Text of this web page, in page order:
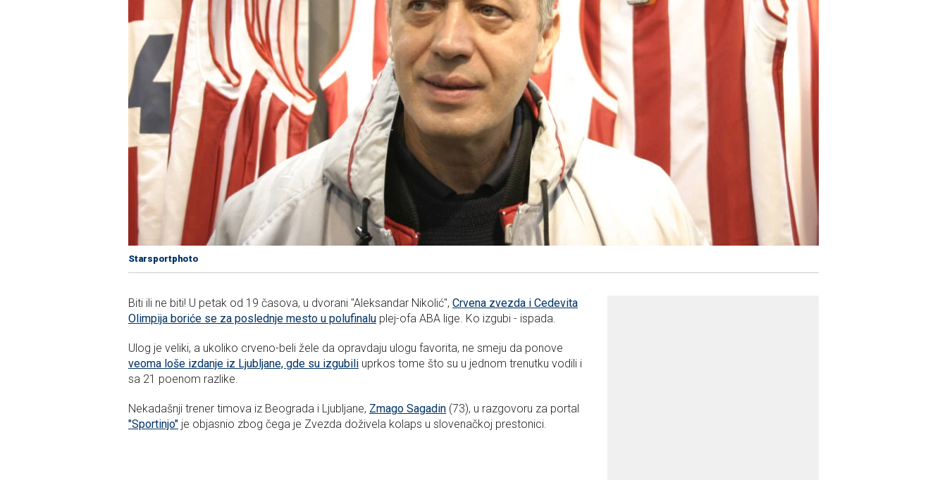
Starsportphoto
Biti ili ne biti! U petak od 19 časova, u dvorani "Aleksandar Nikolić", Crvena zvezda i Cedevita
Olimpija boriće se za poslednje mesto u polufinalu plej-ofa ABA lige. Ko izgubi - ispada.
Ulog je veliki, a ukoliko crveno-beli žele da opravdaju ulogu favorita, ne smeju da ponove
veoma loše izdanje iz Ljubljane, gde su izgubili uprkos tome što su u jednom trenutku vodili i
sa 21 poenom razlike.
Nekadašnji trener timova iz Beograda i Ljubljane, Zmago Sagadin (73), u razgovoru za portal
"Sportinjo" je objasnio zbog čega je Zvezda doživela kolaps u slovenačkoj prestonici.